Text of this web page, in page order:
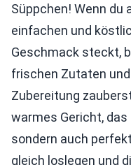
Süppchen! Wenn du
einfachen und
Geschmack steckt,
frischen Zutaten
Zubereitung
warmes Gericht,
sondern auch
gleich loslegen und